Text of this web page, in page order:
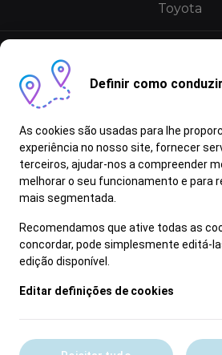
Toyota
Contactos
Política de
Avisos Legais
Definir como
As cookies são usadas para lhe
experiência no nosso site, fornecer
terceiros, ajudar-nos a compreender
melhorar o seu funcionamento e para
mais segmentada.
Recomendamos que ative todas as
concordar, pode simplesmente editá-
edição disponível.
Editar definições de cookies